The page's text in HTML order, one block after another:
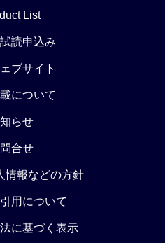
List
読申込み
ブサイト
について
らせ
合せ
情報などの方針
用について
に基づく表示